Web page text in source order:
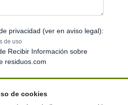
privacidad (ver en aviso legal):
de uso
Recibir Información sobre
residuos.com
de cookies